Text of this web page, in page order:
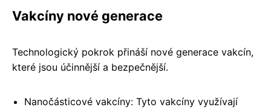
Vakcíny nové generace
Technologický pokrok přináší nové generace vakcín,
které jsou účinnější a bezpečnější.
Nanočásticové vakcíny: Tyto vakcíny využívají